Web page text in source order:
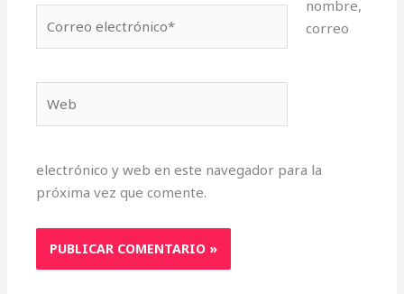
electrónico*
nombre,
correo
electrónico y web en este navegador para la
próxima vez que comente.